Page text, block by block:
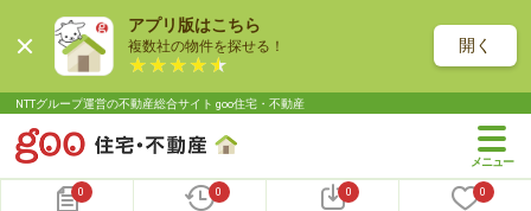
アプリ版はこちら
複数社の物件を探せる！ 開く
NTTグループ運営の不動産総合サイト goo住宅・不動産
0 0 0 0